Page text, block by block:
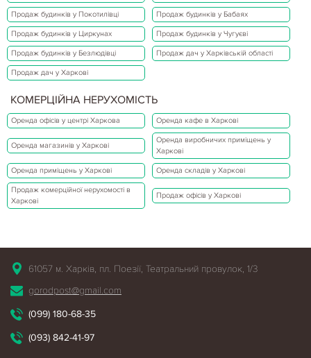
Продаж будинків у Покотилівці Продаж будинків у Бабаях
Продаж будинків у Циркунах Продаж будинків у Чугуєві
Продаж будинків у Безлюдівці Продаж дач у Харківській області
Продаж дач у Харкові
КОМЕРЦІЙНА НЕРУХОМІСТЬ
Оренда офісів у центрі Харкова Оренда кафе в Харкові
Оренда магазинів у Харкові
Оренда виробничих приміщень у
Харкові
Оренда приміщень у Харкові Оренда складів у Харкові
Продаж комерційної нерухомості в
Харкові
Продаж офісів у Харкові
61057 м. Харків, пл. Поезії, Театральний провулок, 1/3
gorodpost@gmail.com
(099) 180-68-35
(093) 842-41-97